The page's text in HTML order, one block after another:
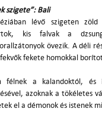
szigete”: Bali
lévő szigeten
kis falvak a
övezik. A déli
fekete homokkal
félnek a kalandoktól, és
azoknak a tökéletes
el a démonok és istenek